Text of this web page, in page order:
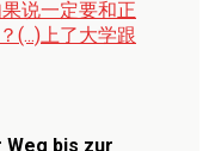
说一定要和正
(...)上了大学跟
Weg bis zur